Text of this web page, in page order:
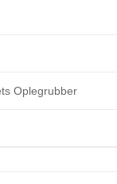
Oplegrubber